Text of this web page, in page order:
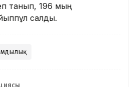
танып, 196 мың
салды.